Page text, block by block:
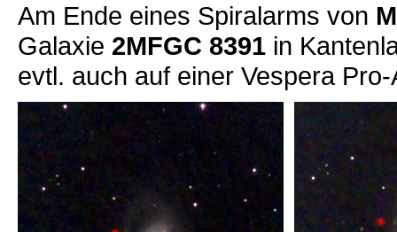
Am Ende eines Spiralarms von
Galaxie 2MFGC 8391 in
evtl. auch auf einer Vespera